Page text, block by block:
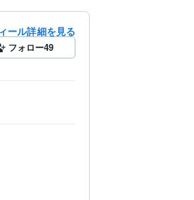
ール詳細を見る
フォロー49